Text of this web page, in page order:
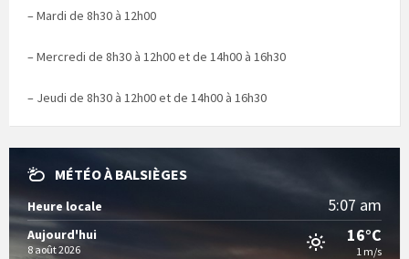
– Mardi de 8h30 à 12h00
– Mercredi de 8h30 à 12h00 et de 14h00 à 16h30
– Jeudi de 8h30 à 12h00 et de 14h00 à 16h30
MÉTÉO À BALSIÈGES
Heure locale 5:07 am
Aujourd'hui
8 août 2026
16°C
1 m/s